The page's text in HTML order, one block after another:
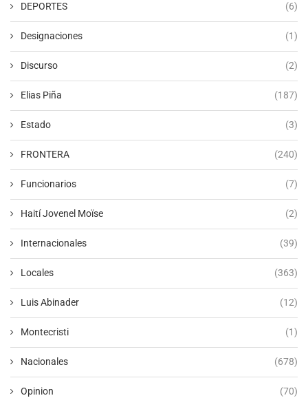
DEPORTES (6)
Designaciones (1)
Discurso (2)
Elias Piña (187)
Estado (3)
FRONTERA (240)
Funcionarios (7)
Haití Jovenel Moïse (2)
Internacionales (39)
Locales (363)
Luis Abinader (12)
Montecristi (1)
Nacionales (678)
Opinion (70)